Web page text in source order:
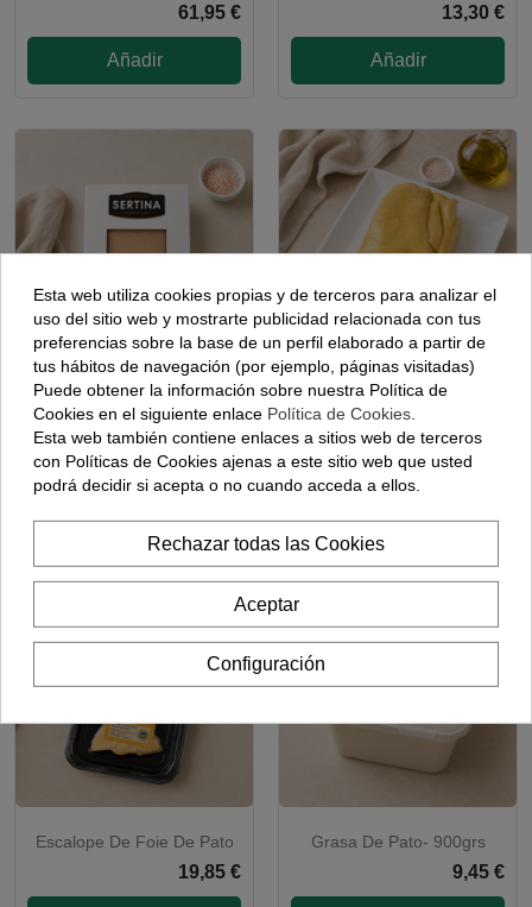
61,95 €
Añadir
13,30 €
Añadir
Bloc De Foie Gras De Pato -
(125 Gramos)
10,95 €
Foie Fresco Desvenado -
(500-600 Gramos Aprox)
42,60 €
Escalope De Foie De Pato
19,85 €
Grasa De Pato- 900grs
9,45 €
Esta web utiliza cookies propias y de terceros para analizar el
uso del sitio web y mostrarte publicidad relacionada con tus
preferencias sobre la base de un perfil elaborado a partir de
tus hábitos de navegación (por ejemplo, páginas visitadas)
Puede obtener la información sobre nuestra Política de
Cookies en el siguiente enlace Política de Cookies
Esta web también contiene enlaces a sitios web de terceros
con Políticas de Cookies ajenas a este sitio web que usted
podrá decidir si acepta o no cuando acceda a ellos.
Rechazar todas las Cookies
Aceptar
Configuración